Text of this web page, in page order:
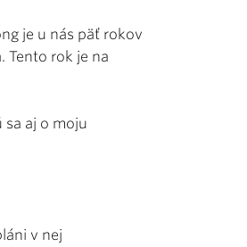
je u nás päť rokov
Tento rok je na
sa aj o moju
v nej